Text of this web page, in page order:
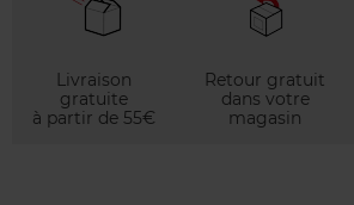
Livraison
gratuite
à partir de 55€
Retour gratuit
dans votre
magasin